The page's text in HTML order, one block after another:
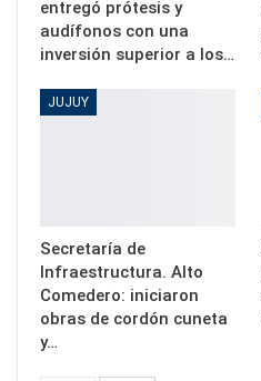
entregó prótesis y
audífonos con una
inversión superior a los…
JUJUY
Secretaría de
Infraestructura. Alto
Comedero: iniciaron
obras de cordón cuneta
y…